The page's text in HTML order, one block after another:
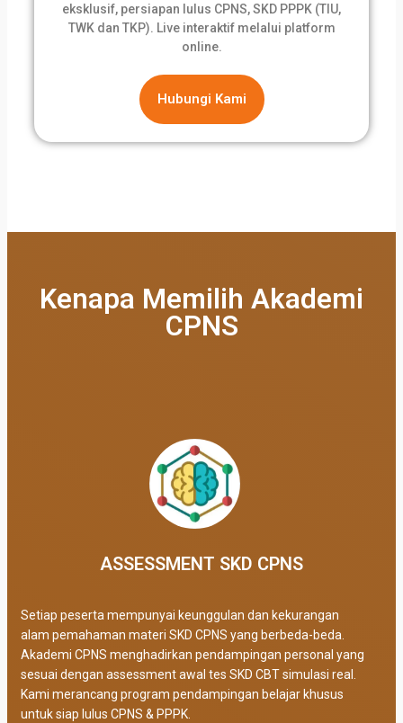
eksklusif, persiapan lulus CPNS, SKD PPPK (TIU,
TWK dan TKP). Live interaktif melalui platform
online.
Hubungi Kami
Kenapa Memilih Akademi
CPNS
ASSESSMENT SKD CPNS
Setiap peserta mempunyai keunggulan dan kekurangan
alam pemahaman materi SKD CPNS yang berbeda-beda.
Akademi CPNS menghadirkan pendampingan personal yang
sesuai dengan assessment awal tes SKD CBT simulasi real.
Kami merancang program pendampingan belajar khusus
untuk siap lulus CPNS & PPPK.